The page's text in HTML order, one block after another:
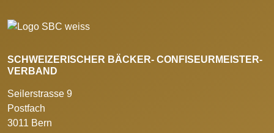
SCHWEIZERISCHER BÄCKER- CONFISEURMEISTER-
VERBAND
Seilerstrasse 9
Postfach
3011 Bern